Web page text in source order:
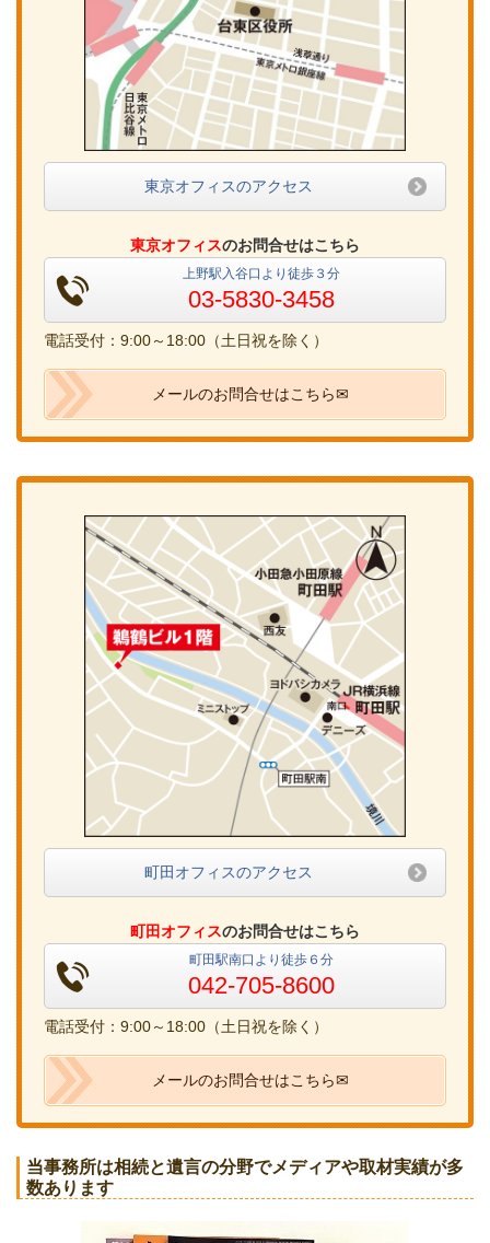
東京オフィスのアクセス
東京オフィスのお問合せはこちら
上野駅入谷口より徒歩３分
03-5830-3458
電話受付：9:00～18:00（土日祝を除く）
メールのお問合せはこちら✉
町田オフィスのアクセス
町田オフィスのお問合せはこちら
町田駅南口より徒歩６分
042-705-8600
電話受付：9:00～18:00（土日祝を除く）
メールのお問合せはこちら✉
当事務所は相続と遺言の分野でメディアや取材実績が多
数あります